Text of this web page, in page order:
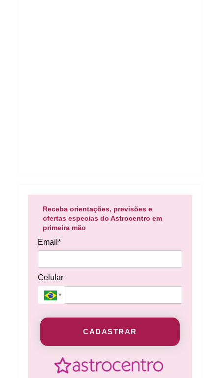
Receba orientações, previsões e
ofertas especias do Astrocentro em
primeira mão
Email*
Celular
CADASTRAR